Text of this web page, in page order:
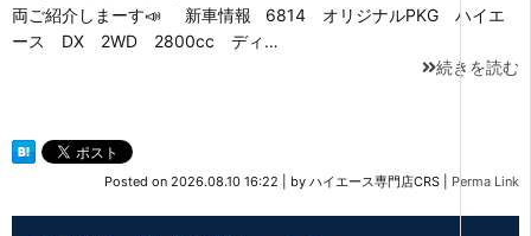
両ご紹介しまーす📣 新車情報 6814 オリジナルPKG ハイエ
ース DX 2WD 2800cc ディ…
続きを読む
Posted on 2026.08.10 16:22 by ハイエース専門店CRS Perma Link